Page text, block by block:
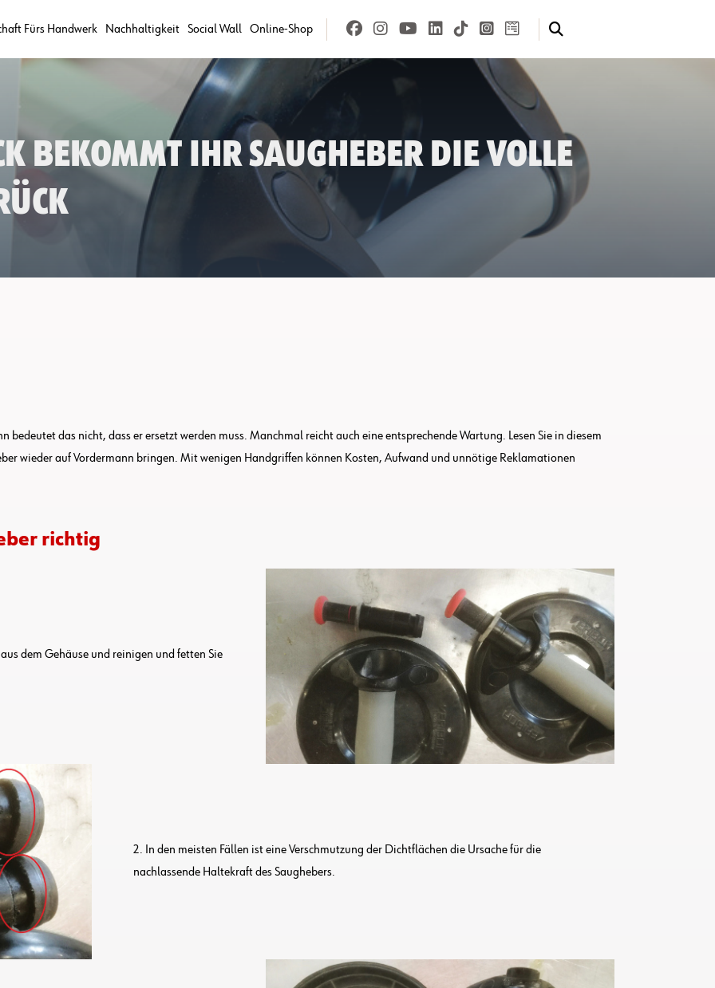
Fürs Handwerk Nachhaltigkeit Social Wall Online-Shop
bekommt Ihr Saugheber die volle
bedeutet das nicht, dass er ersetzt werden muss. Manchmal reicht auch eine entsprechende Wartung. Lesen Sie in diesem
wieder auf Vordermann bringen. Mit wenigen Handgriffen können Kosten, Aufwand und unnötige Reklamationen
richtig
dem Gehäuse und reinigen und fetten Sie
2. In den meisten Fällen ist eine Verschmutzung der Dichtflächen die Ursache für die
nachlassende Haltekraft des Saughebers.